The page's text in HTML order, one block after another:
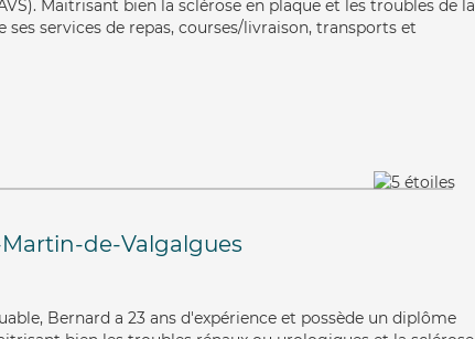
Maitrisant bien la sclérose en plaque et les troubles de la
ses services de repas, courses/livraison, transports et
de-Valgalgues
Bernard a 23 ans d'expérience et possède un diplôme